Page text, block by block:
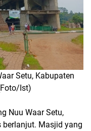
Setu, Kabupaten
Ist)
Nuu Waar Setu,
berlanjut. Masjid yang